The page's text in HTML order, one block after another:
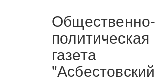
Общественно-
политическая
газета
"Асбестовский